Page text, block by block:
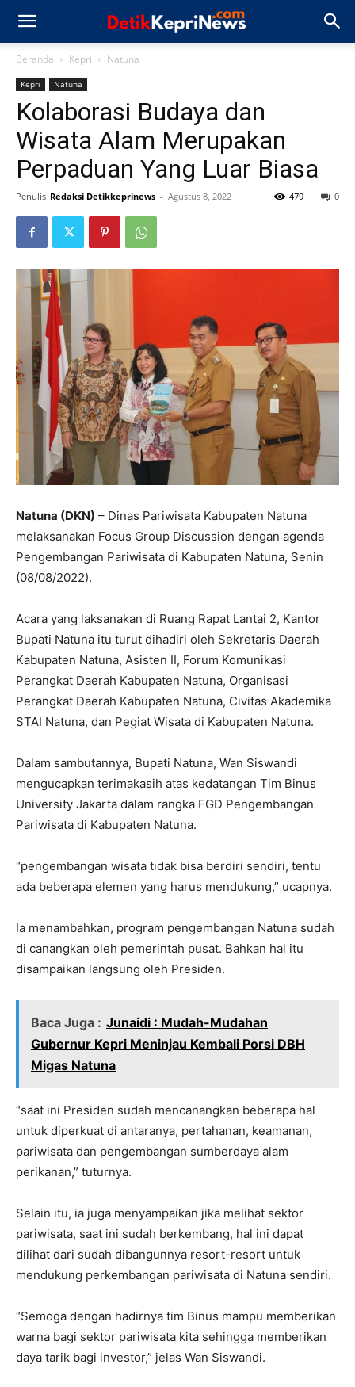
Beranda Kepri Natuna
Kepri Natuna
Kolaborasi Budaya dan
Wisata Alam Merupakan
Perpaduan Yang Luar Biasa
Penulis Redaksi Detikkeprinews - Agustus 8, 2022 0
479
Natuna (DKN) – Dinas Pariwisata Kabupaten Natuna
melaksanakan Focus Group Discussion dengan agenda
Pengembangan Pariwisata di Kabupaten Natuna, Senin
(08/08/2022).
Acara yang laksanakan di Ruang Rapat Lantai 2, Kantor
Bupati Natuna itu turut dihadiri oleh Sekretaris Daerah
Kabupaten Natuna, Asisten II, Forum Komunikasi
Perangkat Daerah Kabupaten Natuna, Organisasi
Perangkat Daerah Kabupaten Natuna, Civitas Akademika
STAI Natuna, dan Pegiat Wisata di Kabupaten Natuna.
Dalam sambutannya, Bupati Natuna, Wan Siswandi
mengucapkan terimakasih atas kedatangan Tim Binus
University Jakarta dalam rangka FGD Pengembangan
Pariwisata di Kabupaten Natuna.
“pengembangan wisata tidak bisa berdiri sendiri, tentu
ada beberapa elemen yang harus mendukung,” ucapnya.
Ia menambahkan, program pengembangan Natuna sudah
di canangkan oleh pemerintah pusat. Bahkan hal itu
disampaikan langsung oleh Presiden.
Baca Juga : Junaidi : Mudah-Mudahan
Gubernur Kepri Meninjau Kembali Porsi DBH
Migas Natuna
“saat ini Presiden sudah mencanangkan beberapa hal
untuk diperkuat di antaranya, pertahanan, keamanan,
pariwisata dan pengembangan sumberdaya alam
perikanan,” tuturnya.
Selain itu, ia juga menyampaikan jika melihat sektor
pariwisata, saat ini sudah berkembang, hal ini dapat
dilihat dari sudah dibangunnya resort-resort untuk
mendukung perkembangan pariwisata di Natuna sendiri.
“Semoga dengan hadirnya tim Binus mampu memberikan
warna bagi sektor pariwisata kita sehingga memberikan
daya tarik bagi investor,” jelas Wan Siswandi.